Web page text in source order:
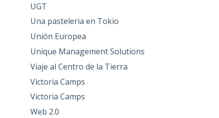
UGT
Una pasteleria en Tokio
Unión Europea
Unique Management Solutions
Viaje al Centro de la Tierra
Victoria Camps
Victoria Camps
Web 2.0